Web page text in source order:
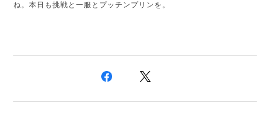
ね。本日も挑戦と一服とプッチンプリンを。